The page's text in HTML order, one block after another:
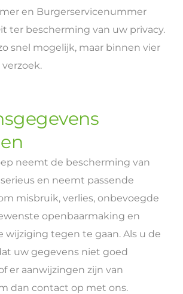
en Burgerservicenummer
ter bescherming van uw privacy.
snel mogelijk, maar binnen vier
neemt de bescherming van
en neemt passende
misbruik, verlies, onbevoegde
openbaarmaking en
wijziging tegen te gaan. Als u de
uw gegevens niet goed
er aanwijzingen zijn van
dan contact op met ons.